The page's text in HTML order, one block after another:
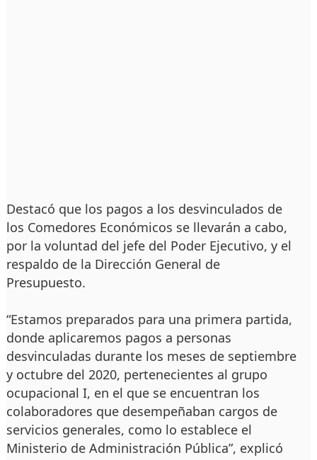
Destacó que los pagos a los desvinculados de
los Comedores Económicos se llevarán a cabo,
por la voluntad del jefe del Poder Ejecutivo, y el
respaldo de la Dirección General de
Presupuesto.
“Estamos preparados para una primera partida,
donde aplicaremos pagos a personas
desvinculadas durante los meses de septiembre
y octubre del 2020, pertenecientes al grupo
ocupacional I, en el que se encuentran los
colaboradores que desempeñaban cargos de
servicios generales, como lo establece el
Ministerio de Administración Pública”, explicó